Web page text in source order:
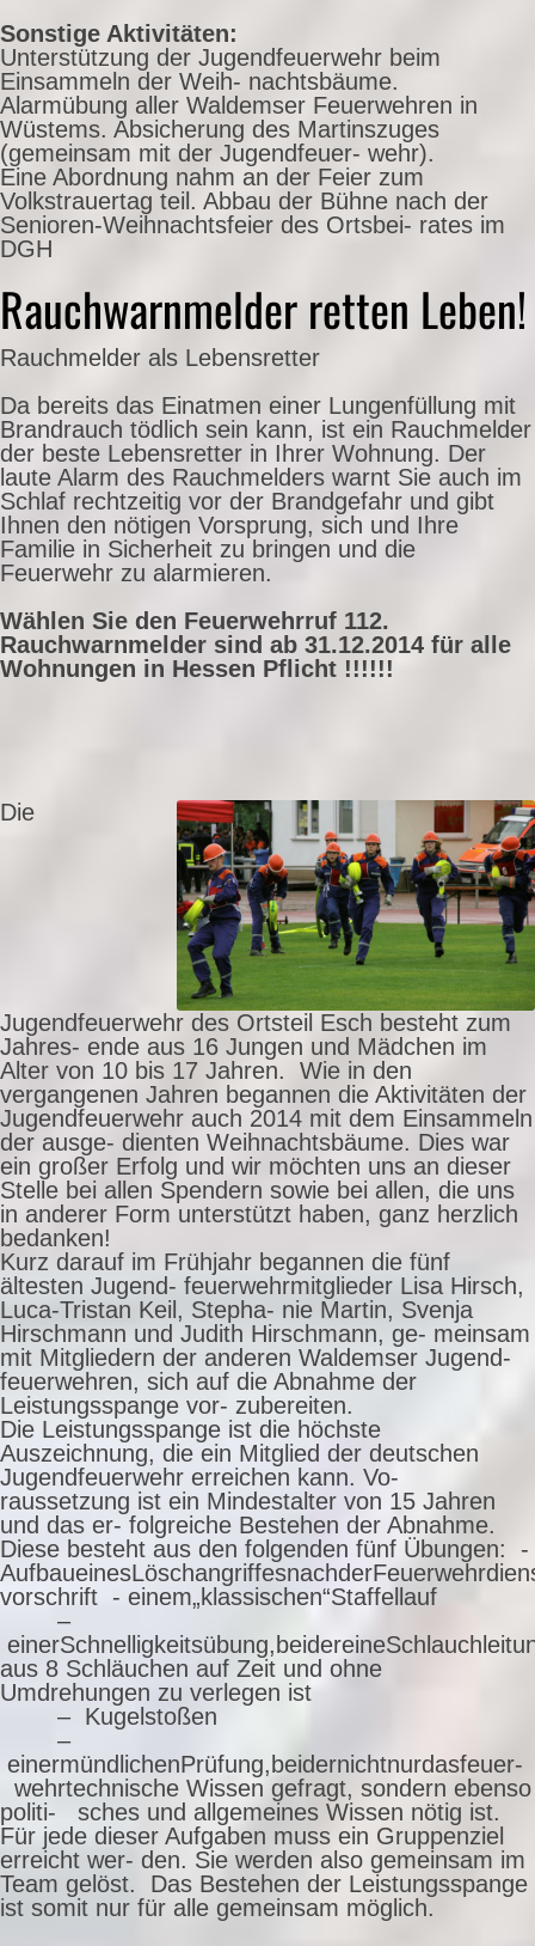
Sonstige Aktivitäten:
Unterstützung der Jugendfeuerwehr beim
Einsammeln der Weih- nachtsbäume.
Alarmübung aller Waldemser Feuerwehren in
Wüstems. Absicherung des Martinszuges
(gemeinsam mit der Jugendfeuer- wehr).
Eine Abordnung nahm an der Feier zum
Volkstrauertag teil. Abbau der Bühne nach der
Senioren-Weihnachtsfeier des Ortsbei- rates im
DGH
Rauchwarnmelder retten Leben!
Rauchmelder als Lebensretter
Da bereits das Einatmen einer Lungenfüllung mit
Brandrauch tödlich sein kann, ist ein Rauchmelder
der beste Lebensretter in Ihrer Wohnung. Der
laute Alarm des Rauchmelders warnt Sie auch im
Schlaf rechtzeitig vor der Brandgefahr und gibt
Ihnen den nötigen Vorsprung, sich und Ihre
Familie in Sicherheit zu bringen und die
Feuerwehr zu alarmieren.
Wählen Sie den Feuerwehrruf 112.
Rauchwarnmelder sind ab 31.12.2014 für alle
Wohnungen in Hessen Pflicht !!!!!!
Die
Jugendfeuerwehr des Ortsteil Esch besteht zum
Jahres- ende aus 16 Jungen und Mädchen im
Alter von 10 bis 17 Jahren. Wie in den
vergangenen Jahren begannen die Aktivitäten der
Jugendfeuerwehr auch 2014 mit dem Einsammeln
der ausge- dienten Weihnachtsbäume. Dies war
ein großer Erfolg und wir möchten uns an dieser
Stelle bei allen Spendern sowie bei allen, die uns
in anderer Form unterstützt haben, ganz herzlich
bedanken!
Kurz darauf im Frühjahr begannen die fünf
ältesten Jugend- feuerwehrmitglieder Lisa Hirsch,
Luca-Tristan Keil, Stepha- nie Martin, Svenja
Hirschmann und Judith Hirschmann, ge- meinsam
mit Mitgliedern der anderen Waldemser Jugend-
feuerwehren, sich auf die Abnahme der
Leistungsspange vor- zubereiten.
Die Leistungsspange ist die höchste
Auszeichnung, die ein Mitglied der deutschen
Jugendfeuerwehr erreichen kann. Vo-
raussetzung ist ein Mindestalter von 15 Jahren
und das er- folgreiche Bestehen der Abnahme.
Diese besteht aus den folgenden fünf Übungen: -
vorschrift - einem„klassischen“Staffellauf
–
aus 8 Schläuchen auf Zeit und ohne
Umdrehungen zu verlegen ist
– Kugelstoßen
–
einermündlichenPrüfung,beidernichtnurdasfeuer-
wehrtechnische Wissen gefragt, sondern ebenso
politi- sches und allgemeines Wissen nötig ist.
Für jede dieser Aufgaben muss ein Gruppenziel
erreicht wer- den. Sie werden also gemeinsam im
Team gelöst. Das Bestehen der Leistungsspange
ist somit nur für alle gemeinsam möglich.